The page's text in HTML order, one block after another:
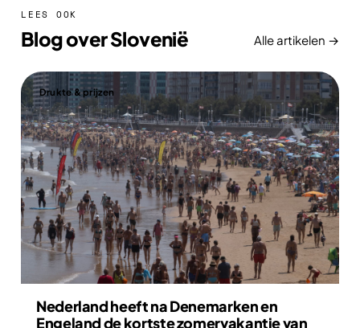
LEES OOK
Blog over Slovenië Alle artikelen →
Drukte & prijzen
Nederland heeft na Denemarken en
Engeland de kortste zomervakantie van